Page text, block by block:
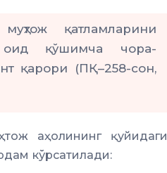
қатламларини
оид қўшимча чора-
қарори (ПҚ–258-сон,
аҳолининг қуйидаги
кўрсатилади: